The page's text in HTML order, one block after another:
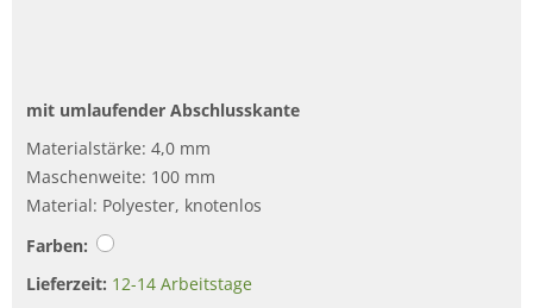
mit umlaufender Abschlusskante
Materialstärke: 4,0 mm
Maschenweite: 100 mm
Material: Polyester, knotenlos
Farben:
Lieferzeit: 12-14 Arbeitstage